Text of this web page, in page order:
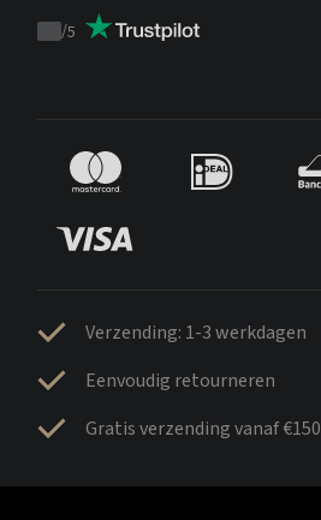
Trustpilot
/5
Verzending: 1-3 werkdagen
Eenvoudig retourneren
Gratis verzending vanaf €150